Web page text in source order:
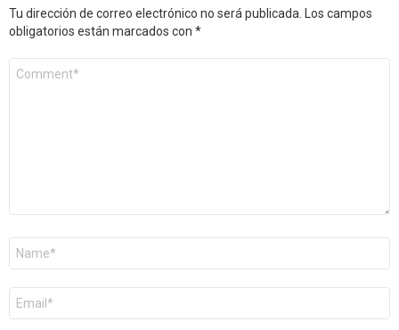
Tu dirección de correo electrónico no será publicada. Los campos
obligatorios están marcados con *
electrónico
*